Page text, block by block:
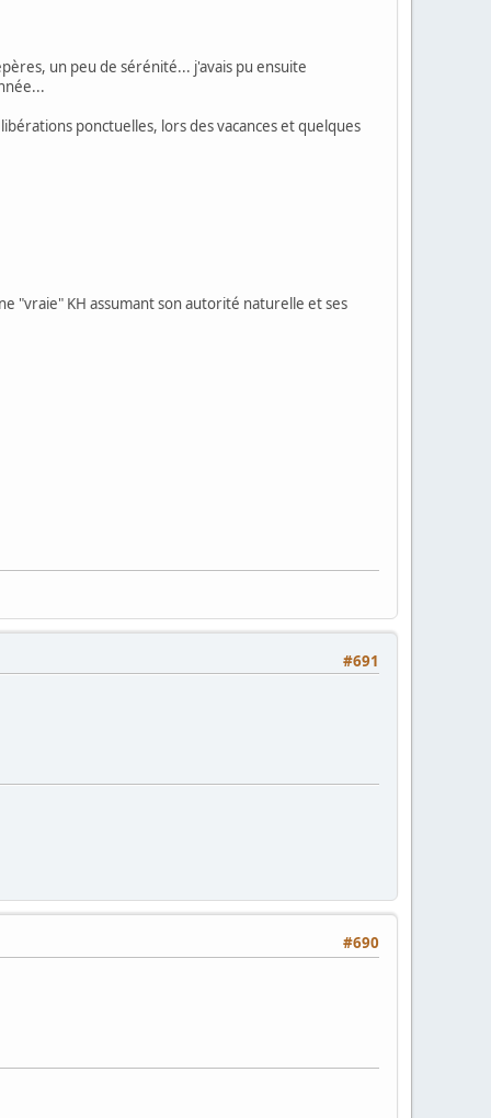
un peu de sérénité... j'avais pu ensuite
ponctuelles, lors des vacances et quelques
"vraie" KH assumant son autorité naturelle et ses
#691
#690